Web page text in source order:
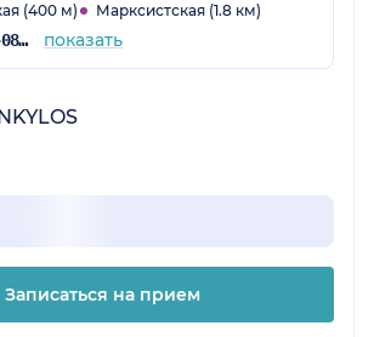
(400 м)
Марксистская (1.8 км)
+7 (495) 182-08-75 показать
Записаться на прием